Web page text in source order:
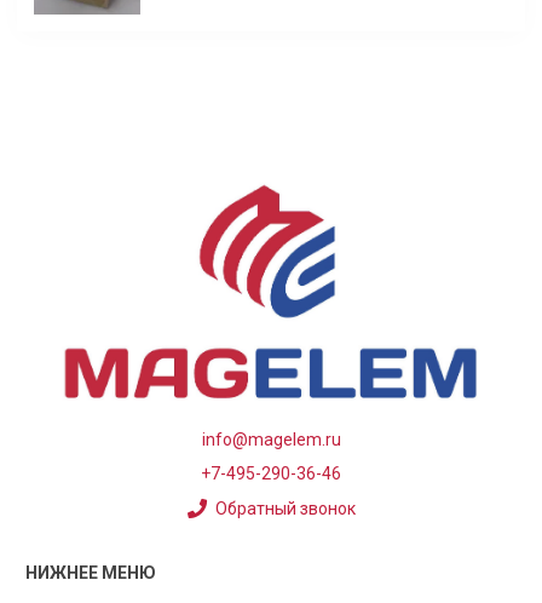
info@magelem.ru
+7-495-290-36-46
Обратный звонок
НИЖНЕЕ МЕНЮ